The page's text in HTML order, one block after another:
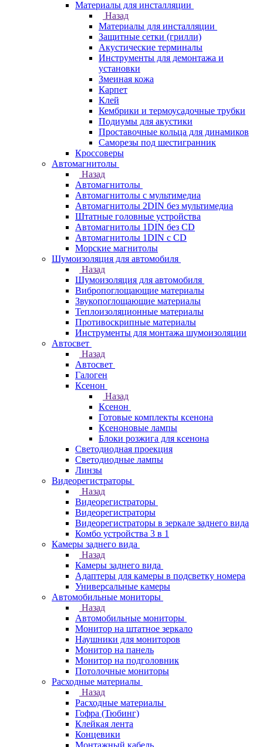
Материалы для инсталляции
Назад
Материалы для инсталляции
Защитные сетки (грилли)
Акустические терминалы
Инструменты для демонтажа и
установки
Змеиная кожа
Карпет
Клей
Кембрики и термоусадочные трубки
Подиумы для акустики
Проставочные кольца для динамиков
Саморезы под шестигранник
Кроссоверы
Автомагнитолы
Назад
Автомагнитолы
Автомагнитолы с мультимедиа
Автомагнитолы 2DIN без мультимедиа
Штатные головные устройства
Автомагнитолы 1DIN без CD
Автомагнитолы 1DIN с CD
Морские магнитолы
Шумоизоляция для автомобиля
Назад
Шумоизоляция для автомобиля
Вибропоглощающие материалы
Звукопоглощающие материалы
Теплоизоляционные материалы
Противоскрипные материалы
Инструменты для монтажа шумоизоляции
Автосвет
Назад
Автосвет
Галоген
Ксенон
Назад
Ксенон
Готовые комплекты ксенона
Ксеноновые лампы
Блоки розжига для ксенона
Светодиодная проекция
Светодиодные лампы
Линзы
Видеорегистраторы
Назад
Видеорегистраторы
Видеорегистраторы
Видеорегистраторы в зеркале заднего вида
Комбо устройства 3 в 1
Камеры заднего вида
Назад
Камеры заднего вида
Адаптеры для камеры в подсветку номера
Универсальные камеры
Автомобильные мониторы
Назад
Автомобильные мониторы
Монитор на штатное зеркало
Наушники для мониторов
Монитор на панель
Монитор на подголовник
Потолочные мониторы
Расходные материалы
Назад
Расходные материалы
Гофра (Тюбинг)
Клейкая лента
Концевики
Монтажный кабель